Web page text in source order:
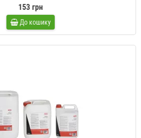
153 грн
До кошику